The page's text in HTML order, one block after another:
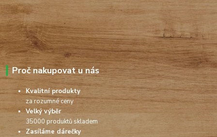
Proč nakupovat u nás
Kvalitní produkty
za rozumné ceny
Velký výběr
35000 produktů skladem
Zasíláme dárečky